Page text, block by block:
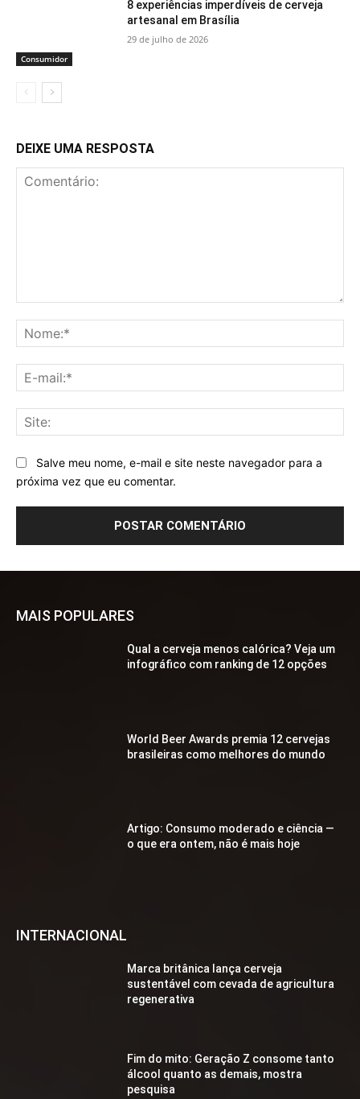
Consumidor
8 experiências imperdíveis de cerveja
artesanal em Brasília
29 de julho de 2026
DEIXE UMA RESPOSTA
Salve meu nome, e-mail e site neste navegador para a
próxima vez que eu comentar.
MAIS POPULARES
Qual a cerveja menos calórica? Veja um
infográfico com ranking de 12 opções
World Beer Awards premia 12 cervejas
brasileiras como melhores do mundo
Artigo: Consumo moderado e ciência —
o que era ontem, não é mais hoje
INTERNACIONAL
Marca britânica lança cerveja
sustentável com cevada de agricultura
regenerativa
Fim do mito: Geração Z consome tanto
álcool quanto as demais, mostra
pesquisa